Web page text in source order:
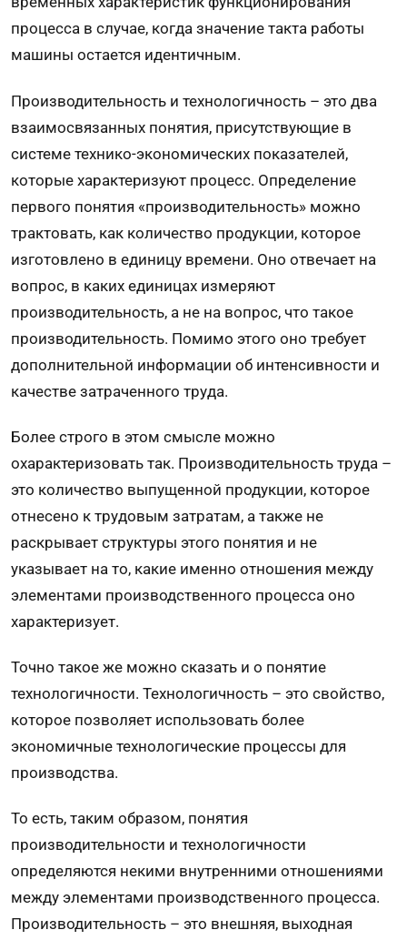
процесса в случае, когда значение такта работы
машины остается идентичным.
Производительность и технологичность – это два
взаимосвязанных понятия, присутствующие в
системе технико-экономических показателей,
которые характеризуют процесс. Определение
первого понятия «производительность» можно
трактовать, как количество продукции, которое
изготовлено в единицу времени. Оно отвечает на
вопрос, в каких единицах измеряют
производительность, а не на вопрос, что такое
производительность. Помимо этого оно требует
дополнительной информации об интенсивности и
качестве затраченного труда.
Более строго в этом смысле можно
охарактеризовать так. Производительность труда –
это количество выпущенной продукции, которое
отнесено к трудовым затратам, а также не
раскрывает структуры этого понятия и не
указывает на то, какие именно отношения между
элементами производственного процесса оно
характеризует.
Точно такое же можно сказать и о понятие
технологичности. Технологичность – это свойство,
которое позволяет использовать более
экономичные технологические процессы для
производства.
То есть, таким образом, понятия
производительности и технологичности
определяются некими внутренними отношениями
между элементами производственного процесса.
Производительность – это внешняя, выходная